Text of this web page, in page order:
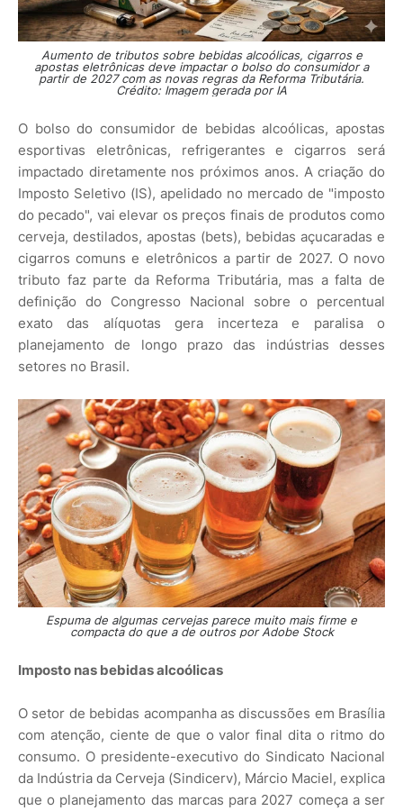
Aumento de tributos sobre bebidas alcoólicas, cigarros e
apostas eletrônicas deve impactar o bolso do consumidor a
partir de 2027 com as novas regras da Reforma Tributária.
Crédito: Imagem gerada por IA
O bolso do consumidor de bebidas alcoólicas, apostas
esportivas eletrônicas, refrigerantes e cigarros será
impactado diretamente nos próximos anos. A criação do
Imposto Seletivo (IS), apelidado no mercado de "imposto
do pecado", vai elevar os preços finais de produtos como
cerveja, destilados, apostas (bets), bebidas açucaradas e
cigarros comuns e eletrônicos a partir de 2027. O novo
tributo faz parte da Reforma Tributária, mas a falta de
definição do Congresso Nacional sobre o percentual
exato das alíquotas gera incerteza e paralisa o
planejamento de longo prazo das indústrias desses
setores no Brasil.
Espuma de algumas cervejas parece muito mais firme e
compacta do que a de outros por Adobe Stock
Imposto nas bebidas alcoólicas
O setor de bebidas acompanha as discussões em Brasília
com atenção, ciente de que o valor final dita o ritmo do
consumo. O presidente-executivo do Sindicato Nacional
da Indústria da Cerveja (Sindicerv), Márcio Maciel, explica
que o planejamento das marcas para 2027 começa a ser